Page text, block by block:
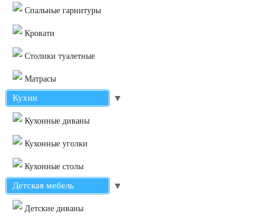
Cпальные гарнитуры
Кровати
Столики туалетные
Матрасы
Кухни ▼
Кухонные диваны
Кухонные уголки
Кухонные столы
Детская мебель ▼
Детские диваны